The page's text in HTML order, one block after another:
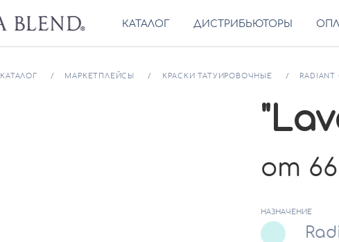
КАТАЛОГ ДИСТРИБЬЮТОРЫ
КАТАЛОГ МАРКЕТПЛЕЙСЫ КРАСКИ ТАТУИРОВОЧНЫЕ RADIANT
от
НАЗНАЧЕНИЕ